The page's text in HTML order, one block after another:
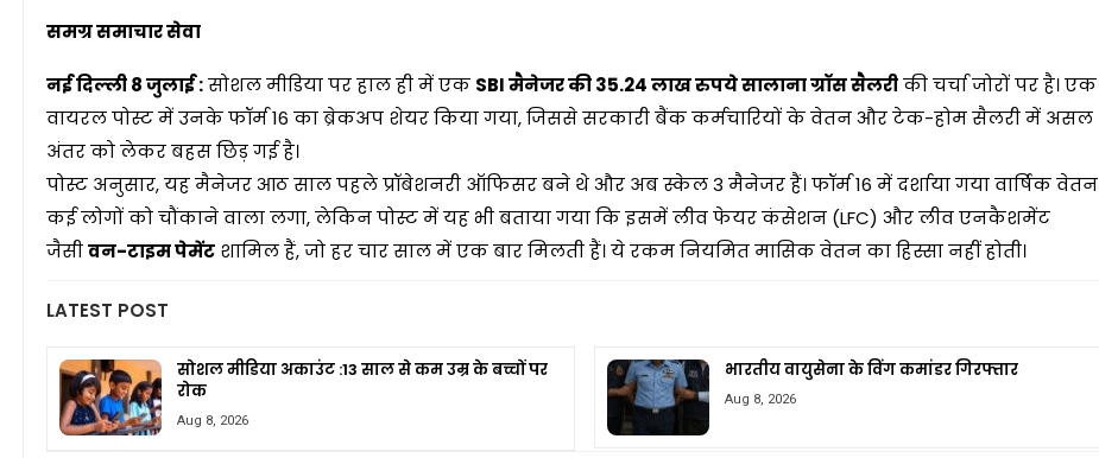
समग्र समाचार सेवा
नई दिल्ली 8 जुलाई :सोशल मीडिया पर हाल ही में एक SBI मैनेजर की 35.24 लाख रुपये सालाना ग्रॉस सैलरीकी चर्चा जोरों पर है। एक
वायरल पोस्ट में उनके फॉर्म 16 का ब्रेकअप शेयर किया गया, जिससे सरकारी बैंक कर्मचारियों के वेतन और टेक-होम सैलरी में असल
अंतर को लेकर बहस छिड़ गई है।
पोस्ट अनुसार, यह मैनेजर आठ साल पहले प्रॉबेशनरी ऑफिसर बने थे और अब स्केल 3 मैनेजर हैं। फॉर्म 16 में दर्शाया गया वार्षिक वेतन
कई लोगों को चौंकाने वाला लगा, लेकिन पोस्ट में यह भी बताया गया कि इसमें लीव फेयर कंसेशन (LFC) और लीव एनकैशमेंट
जैसीवन-टाइम पेमेंट शामिल हैं, जो हर चार साल में एक बार मिलती हैं। ये रकम नियमित मासिक वेतन का हिस्सा नहीं होती।
LATEST POST
सोशल मीडिया अकाउंट :13 साल से कम उम्र के बच्चों पर
रोक
Aug 8, 2026
भारतीय वायुसेना के विंग कमांडर गिरफ्तार
Aug 8, 2026